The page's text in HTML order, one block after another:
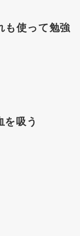
使って勉強
を吸う